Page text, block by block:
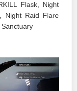
Flask, Night
Night Raid Flare